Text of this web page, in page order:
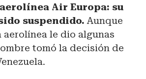
Air Europa: su
suspendido.Aunque
aerolínea le dio algunas
tomó la decisión de